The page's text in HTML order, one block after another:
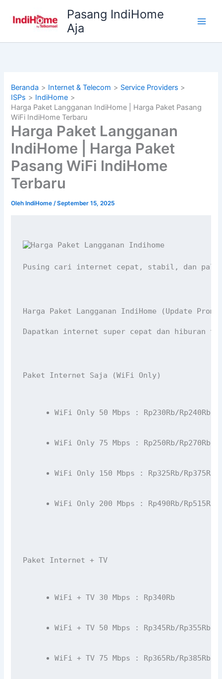
Pasang IndiHome
Aja
Beranda Internet & Telecom
Service Providers
ISPs
IndiHome
Harga Paket Langganan IndiHome | Harga Paket Pasang
WiFi IndiHome Terbaru
Harga Paket Langganan
IndiHome | Harga Paket
Pasang WiFi IndiHome
Terbaru
Oleh IndiHome/September 15, 2025
Pusing cari internet cepat, stabil, dan
Harga Paket Langganan IndiHome (Update
Dapatkan internet super cepat dan hiburan
Paket Internet Saja (WiFi Only)
WiFi Only 50 Mbps : Rp230Rb/Rp240Rb/
WiFi Only 75 Mbps : Rp250Rb/Rp270Rb/
WiFi Only 150 Mbps : Rp325Rb/Rp375Rb/
WiFi Only 200 Mbps : Rp490Rb/Rp515Rb/
Paket Internet + TV
WiFi + TV 30 Mbps : Rp340Rb
WiFi + TV 50 Mbps : Rp345Rb/Rp355Rb/
WiFi + TV 75 Mbps : Rp365Rb/Rp385Rb/